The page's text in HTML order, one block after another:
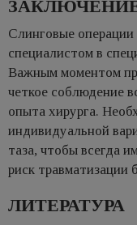
Слинговые
специалистом в
Важным моментом
четкое соблюдение
опыта хирурга.
индивидуальной
таза, чтобы всегда
риск травматизации
ЛИТЕРАТУРА